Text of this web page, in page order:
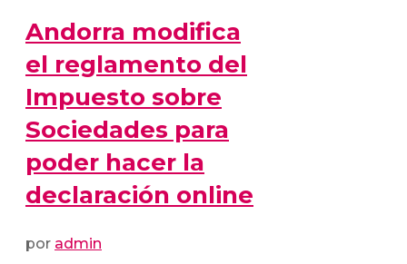
Andorra modifica
el reglamento del
Impuesto sobre
Sociedades para
poder hacer la
declaración online
por admin